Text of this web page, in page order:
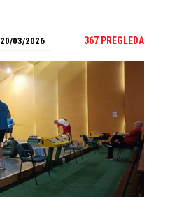
20/03/2026 367 PREGLEDA